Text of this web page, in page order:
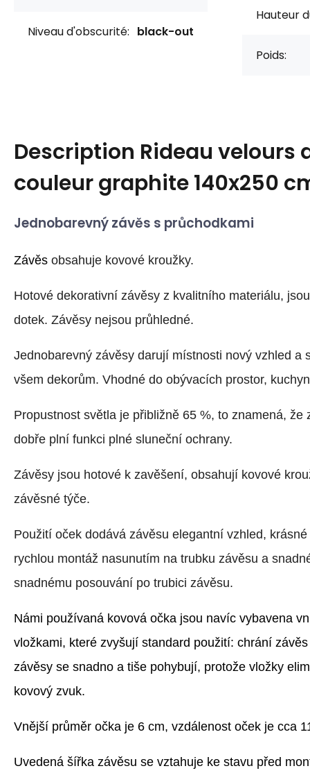
Niveau d'obscurité: black-out
Hauteur
Poids:
Description Rideau
couleur graphite 140x250
Jednobarevný závěs s průchodkami
Závěs obsahuje kovové kroužky.
Hotové dekorativní závěsy z kvalitního materiálu,
dotek. Závěsy nejsou průhledné.
Jednobarevný závěsy darují místnosti nový vzhled a
všem dekorům. Vhodné do obývacích prostor,
Propustnost světla je přibližně 65 %, to znamená, že
dobře plní funkci plné sluneční ochrany.
Závěsy jsou hotové k zavěšení, obsahují kovové
závěsné týče.
Použití oček dodává závěsu elegantní vzhled,
rychlou montáž nasunutím na trubku závěsu a
snadnému posouvání po trubici závěsu.
Námi používaná kovová očka jsou navíc vybavena
vložkami, které zvyšují standard použití: chrání
závěsy se snadno a tiše pohybují, protože vložky
kovový zvuk.
Vnější průměr očka je 6 cm, vzdálenost oček je cca
Uvedená šířka závěsu se vztahuje ke stavu před